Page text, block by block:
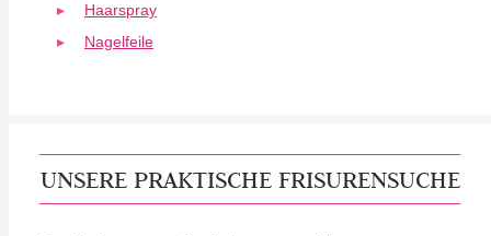
Haarspray
Nagelfeile
UNSERE PRAKTISCHE FRISURENSUCHE